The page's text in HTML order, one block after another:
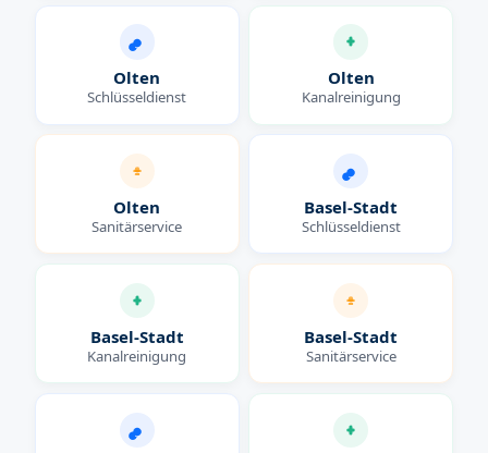
Olten
Schlüsseldienst
Olten
Kanalreinigung
Olten
Sanitärservice
Basel-Stadt
Schlüsseldienst
Basel-Stadt
Kanalreinigung
Basel-Stadt
Sanitärservice